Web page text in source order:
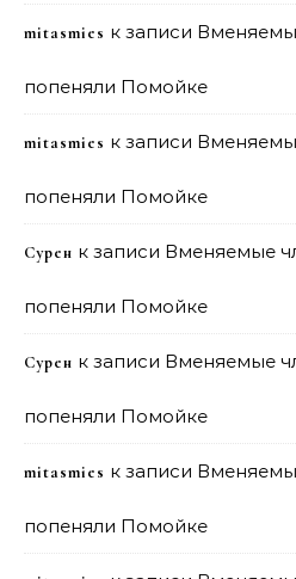
mitasmies к записи
попеняли Помойке
mitasmies к записи
попеняли Помойке
Сурен к записи Вменяемые
попеняли Помойке
Сурен к записи Вменяемые
попеняли Помойке
mitasmies к записи
попеняли Помойке